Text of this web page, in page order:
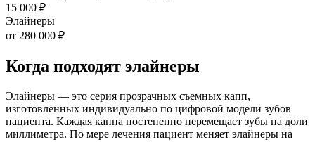
15 000 ₽
Элайнеры
от 280 000 ₽
Когда подходят элайнеры
Элайнеры — это серия прозрачных съемных капп,
изготовленных индивидуально по цифровой модели зубов
пациента. Каждая каппа постепенно перемещает зубы на доли
миллиметра. По мере лечения пациент меняет элайнеры на